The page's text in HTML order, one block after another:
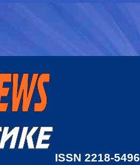
ISSN 2218-5496